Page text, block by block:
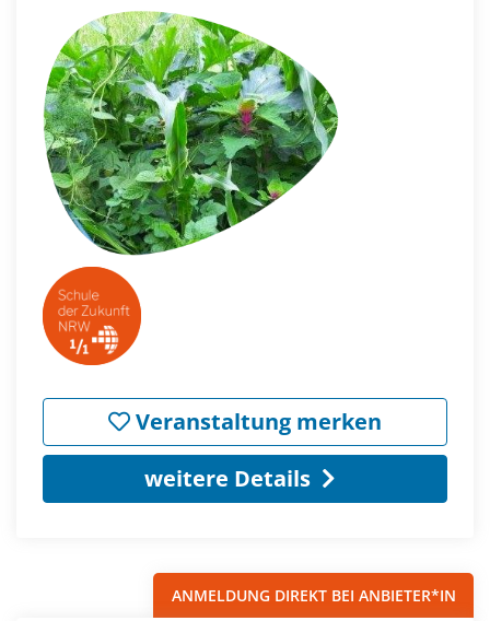
Veranstaltung merken
weitere Details
ANMELDUNG DIREKT BEI ANBIETER*IN